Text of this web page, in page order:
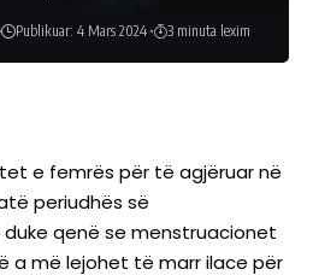
Publikuar: 4 Mars 2024 3 minuta lexim
e femrës për të agjëruar në
periudhës së
qenë se menstruacionet
a më lejohet të marr ilace për